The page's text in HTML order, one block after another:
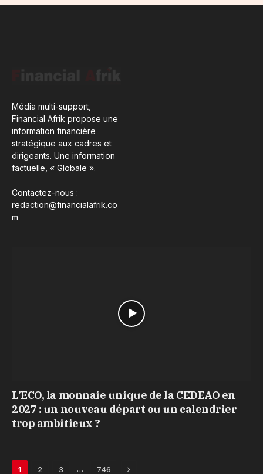
Média multi-support,
Financial Afrik propose une
information financière
stratégique aux cadres et
dirigeants. Une information
factuelle, « Globale ».
Contactez-nous :
redaction@financialafrik.co
m
L’ECO, la monnaie unique de la CEDEAO en
2027 : un nouveau départ ou un calendrier
trop ambitieux ?
1 2 3 … 746 Next